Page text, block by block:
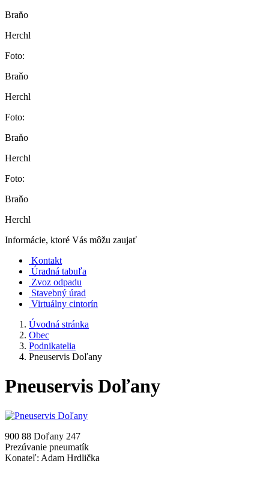
Braňo
Herchl
Foto:
Braňo
Herchl
Foto:
Braňo
Herchl
Foto:
Braňo
Herchl
Informácie, ktoré Vás môžu zaujať
Kontakt
Úradná tabuľa
Zvoz odpadu
Stavebný úrad
Virtuálny cintorín
Úvodná stránka
Obec
Podnikatelia
Pneuservis Doľany
Pneuservis Doľany
900 88 Doľany 247
Prezúvanie pneumatík
Konateľ: Adam Hrdlička